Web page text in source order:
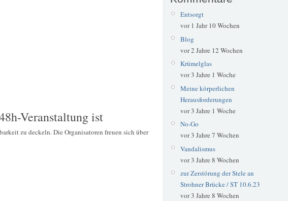
Veranstaltung ist
zu deckeln. Die Organisatoren freuen sich über
Entsorgt
vor 1 Jahr 10 Wochen
Blog
vor 2 Jahre 12 Wochen
Krümelglas
vor 3 Jahre 1 Woche
Meine körperlichen
Herausforderungen
vor 3 Jahre 1 Woche
No-Go
vor 3 Jahre 7 Wochen
Vandalismus
vor 3 Jahre 8 Wochen
zur Zerstörung der Stele an
Strohner Brücke / ST 10.6.23
vor 3 Jahre 8 Wochen